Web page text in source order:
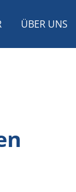
ÜBER UNS